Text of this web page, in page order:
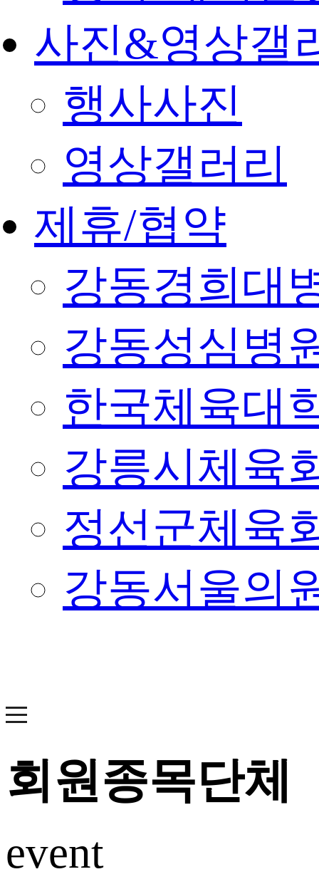
사진&영상갤
행사사진
영상갤러리
제휴/협약
강동경희대
강동성심병
한국체육대
강릉시체육
정선군체육
강동서울의
회원종목단체
event